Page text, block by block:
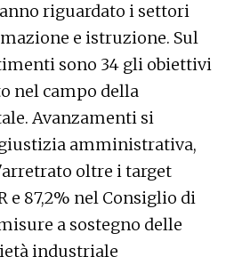
riguardato i settori
e istruzione. Sul
sono 34 gli obiettivi
nel campo della
Avanzamenti si
amministrativa,
oltre i target
e 87,2% nel Consiglio di
a sostegno delle
industriale